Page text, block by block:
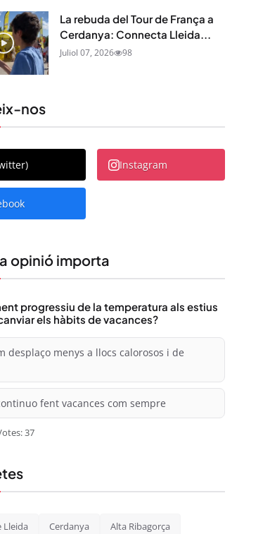
La rebuda del Tour de França a
Cerdanya: Connecta Lleida...
Juliol 07, 2026 98
nos
Instagram
opinió importa
progressiu de la temperatura als estius
els hàbits de vacances?
desplaço menys a llocs calorosos i de
fent vacances com sempre
37
Lleida Cerdanya Alta Ribagorça